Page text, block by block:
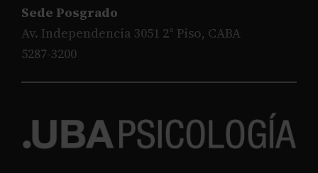
Sede Posgrado
Av. Independencia 3051 2° Piso, CABA
5287-3200